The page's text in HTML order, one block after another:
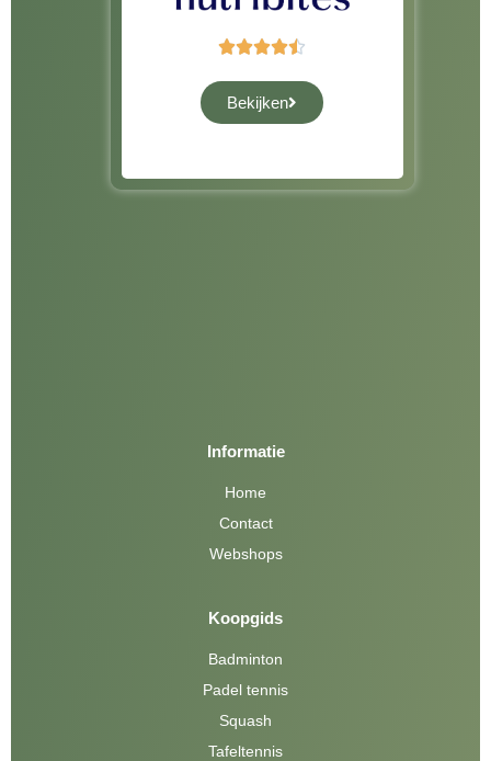

Bekijken
Informatie
Home
Contact
Webshops
Koopgids
Badminton
Padel tennis
Squash
Tafeltennis